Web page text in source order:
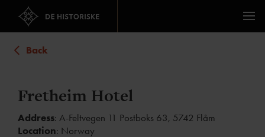
Back
Fretheim Hotel
Address: A-Feltvegen 11 Postboks 63, 5742 Flåm
Location: Norway